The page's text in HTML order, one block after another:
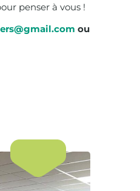
penser à vous !
ou